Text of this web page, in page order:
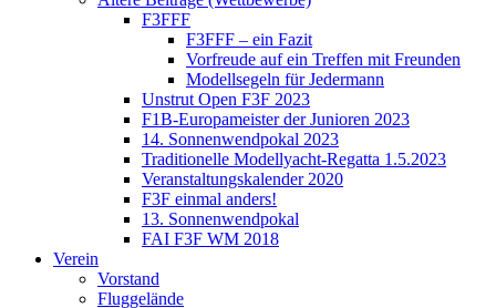
F3FFF
F3FFF – ein Fazit
Vorfreude auf ein Treffen mit Freunden
Modellsegeln für Jedermann
Unstrut Open F3F 2023
F1B-Europameister der Junioren 2023
14. Sonnenwendpokal 2023
Traditionelle Modellyacht-Regatta 1.5.2023
Veranstaltungskalender 2020
F3F einmal anders!
13. Sonnenwendpokal
FAI F3F WM 2018
Verein
Vorstand
Fluggelände